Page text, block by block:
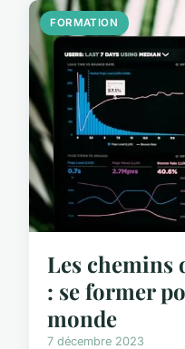
FORMATION
Les chemins
: se former
monde
7 décembre 2023